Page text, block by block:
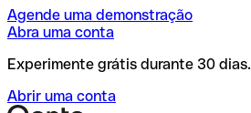
Agende uma demonstração
Abra uma conta
Experimente grátis durante 30 dias.
Abrir uma conta